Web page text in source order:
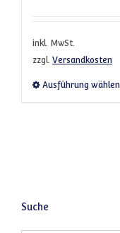
inkl. MwSt.
zzgl. Versandkosten
Ausführung wählen
Suche